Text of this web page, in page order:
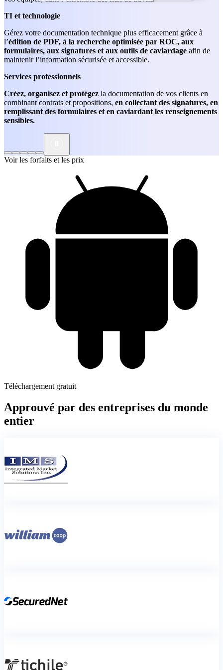
TI et technologie
Gérez votre documentation technique plus efficacement grâce à
l’édition de PDF, à la recherche optimisée par ROC, aux
formulaires, aux signatures et aux outils de caviardage afin de
maintenir l’information sécurisée et accessible.
Services professionnels
Créez, organisez et protégez la documentation de vos clients en
combinant contrats et propositions, en collectant des signatures, en
remplissant des formulaires et en caviardant les renseignements
sensibles.
Voir les forfaits et les prix
Téléchargement gratuit
Approuvé par des entreprises du monde
entier